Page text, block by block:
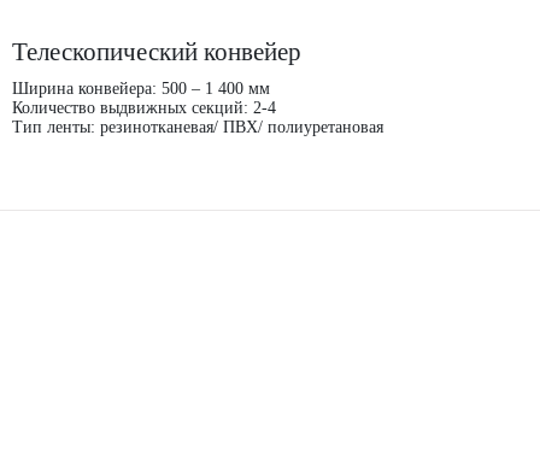
Телескопический конвейер
Ширина конвейера: 500 – 1 400 мм
Количество выдвижных секций: 2-4
Тип ленты: резинотканевая/ ПВХ/ полиуретановая